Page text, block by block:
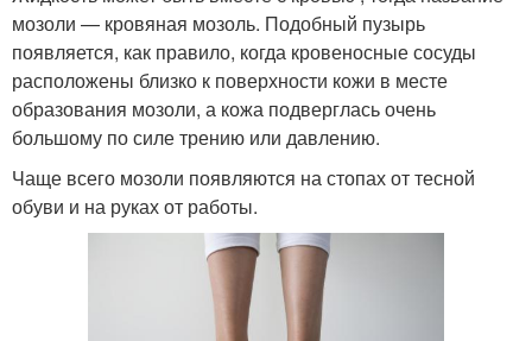
мозоли — кровяная мозоль. Подобный пузырь
появляется, как правило, когда кровеносные сосуды
расположены близко к поверхности кожи в месте
образования мозоли, а кожа подверглась очень
большому по силе трению или давлению.
Чаще всего мозоли появляются на стопах от тесной
обуви и на руках от работы.